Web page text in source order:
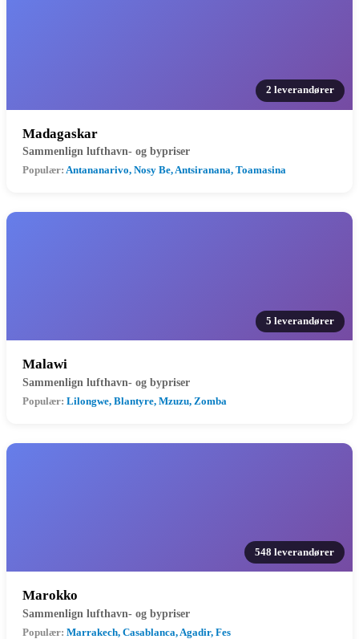
2 leverandører
Madagaskar
Sammenlign lufthavn- og bypriser
Populær: Antananarivo, Nosy Be, Antsiranana, Toamasina
5 leverandører
Malawi
Sammenlign lufthavn- og bypriser
Populær: Lilongwe, Blantyre, Mzuzu, Zomba
548 leverandører
Marokko
Sammenlign lufthavn- og bypriser
Populær: Marrakech, Casablanca, Agadir, Fes